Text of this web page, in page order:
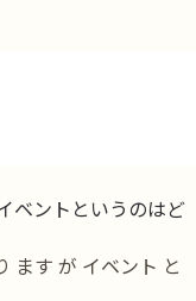
ベントというのはど
ます が イベント と